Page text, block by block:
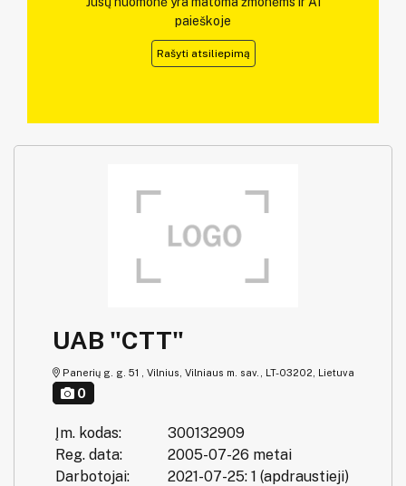
paieškoje
Rašyti atsiliepimą
UAB "CTT"
Panerių g. g. 51 , Vilnius, Vilniaus m. sav., LT-03202, Lietuva
0
Įm. kodas:
300132909
Reg. data:
2005-07-26 metai
Darbotojai:
2021-07-25: 1 (apdraustieji)